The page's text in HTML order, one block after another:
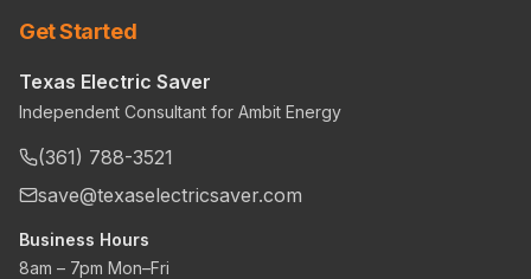
Get Started
Texas Electric Saver
Independent Consultant for Ambit Energy
(361) 788-3521
save@texaselectricsaver.com
Business Hours
8am – 7pm Mon–Fri